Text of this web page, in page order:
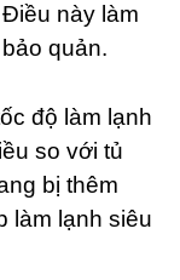
này làm
quản.
độ làm lạnh
so với tủ
bị thêm
làm lạnh siêu